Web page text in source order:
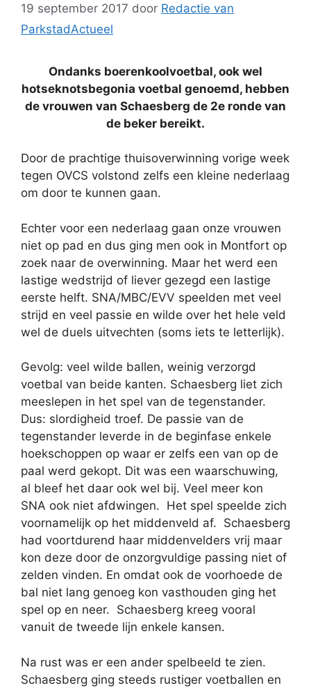
19 september 2017 door Redactie van
ParkstadActueel
Ondanks boerenkoolvoetbal, ook wel
hotseknotsbegonia voetbal genoemd, hebben
de vrouwen van Schaesberg de 2e ronde van
de beker bereikt.
Door de prachtige thuisoverwinning vorige week
tegen OVCS volstond zelfs een kleine nederlaag
om door te kunnen gaan.
Echter voor een nederlaag gaan onze vrouwen
niet op pad en dus ging men ook in Montfort op
zoek naar de overwinning. Maar het werd een
lastige wedstrijd of liever gezegd een lastige
eerste helft. SNA/MBC/EVV speelden met veel
strijd en veel passie en wilde over het hele veld
wel de duels uitvechten (soms iets te letterlijk).
Gevolg: veel wilde ballen, weinig verzorgd
voetbal van beide kanten. Schaesberg liet zich
meeslepen in het spel van de tegenstander.
Dus: slordigheid troef. De passie van de
tegenstander leverde in de beginfase enkele
hoekschoppen op waar er zelfs een van op de
paal werd gekopt. Dit was een waarschuwing,
al bleef het daar ook wel bij. Veel meer kon
SNA ook niet afdwingen. Het spel speelde zich
voornamelijk op het middenveld af. Schaesberg
had voortdurend haar middenvelders vrij maar
kon deze door de onzorgvuldige passing niet of
zelden vinden. En omdat ook de voorhoede de
bal niet lang genoeg kon vasthouden ging het
spel op en neer. Schaesberg kreeg vooral
vanuit de tweede lijn enkele kansen.
Na rust was er een ander spelbeeld te zien.
Schaesberg ging steeds rustiger voetballen en